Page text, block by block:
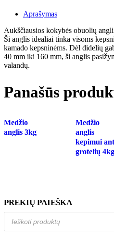
Aprašymas
Aukščiausios kokybės obuolių
Ši anglis idealiai tinka visoms
kamado kepsninėms. Dėl didelių
40 mm iki 160 mm, ši anglis
valandų.
Panašūs
Medžio
anglis 3kg
Medžio
anglis
kepimui ant
grotelių 4kg
PREKIŲ PAIEŠKA
search